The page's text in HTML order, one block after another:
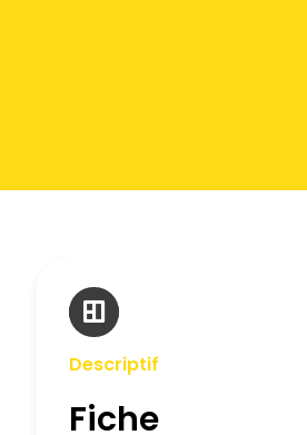
Descriptif
Fiche